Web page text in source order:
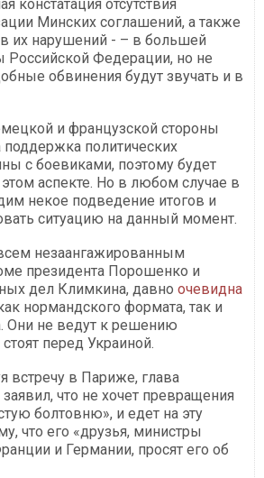
констатация отсутствия
Минских соглашений, а также
их нарушений - – в большей
Российской Федерации, но не
обвинения будут звучать и в
и французской стороны
политических
с боевиками, поэтому будет
аспекте. Но в любом случае в
некое подведение итогов и
ситуацию на данный момент.
незаангажированным
президента Порошенко и
дел Климкина, давно очевидна
нормандского формата, так и
Они не ведут к решению
перед Украиной.
встречу в Париже, глава
что не хочет превращения
болтовню», и едет на эту
что его «друзья, министры
и Германии, просят его об